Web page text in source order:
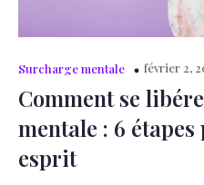
Surcharge mentale février 2,
Comment se
mentale : 6
esprit